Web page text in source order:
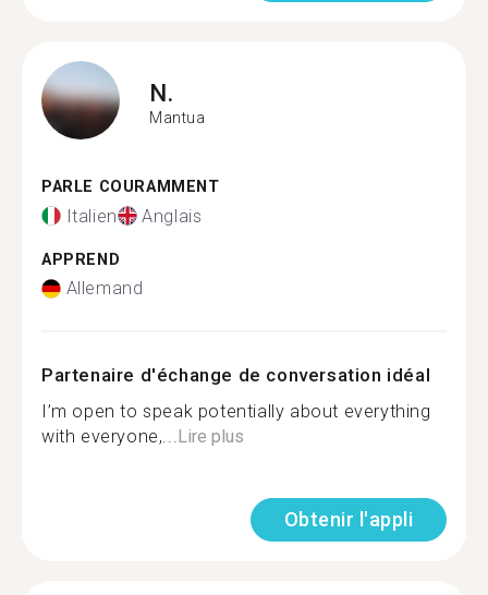
N.
Mantua
PARLE COURAMMENT
Italien Anglais
APPREND
Allemand
Partenaire d'échange de conversation idéal
I’m open to speak potentially about everything
with everyone,...Lire plus
Obtenir l'appli